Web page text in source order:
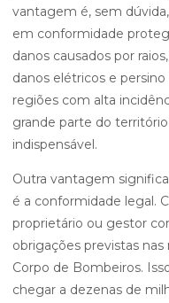
vantagem é, sem
em conformidade
danos causados por
danos elétricos e
regiões com alta
grande parte do
indispensável.
Outra vantagem
é a conformidade legal.
proprietário ou gestor
obrigações previstas
Corpo de Bombeiros.
chegar a dezenas de